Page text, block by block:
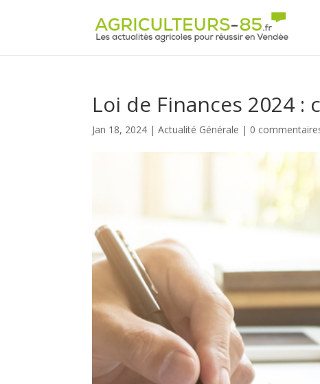
Loi de Finances 2024
Jan 18, 2024 |Actualité Générale | 0